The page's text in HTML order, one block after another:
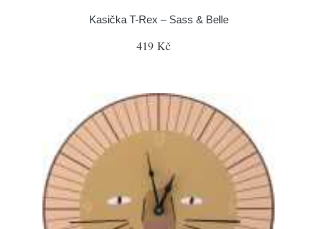
Kasička T-Rex – Sass & Belle
419 Kč